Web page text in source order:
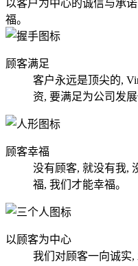
顾客满足
客户永远是顶尖的,
资, 要满足为公司发
顾客幸福
没有顾客, 就没有我,
福, 我们才能幸福。
以顾客为中心
我们对顾客一向诚实